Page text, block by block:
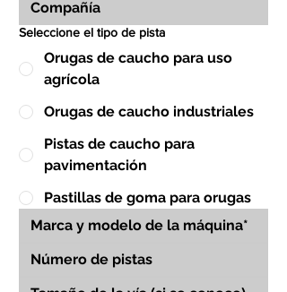
Seleccione el tipo de pista
Orugas de caucho para uso
agrícola
Orugas de caucho industriales
Pistas de caucho para
pavimentación
Pastillas de goma para orugas